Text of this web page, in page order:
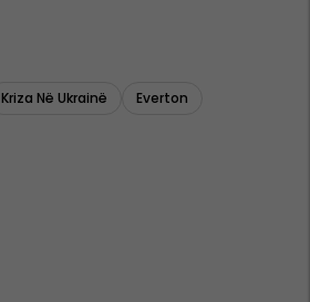
Kriza Në Ukrainë
Everton